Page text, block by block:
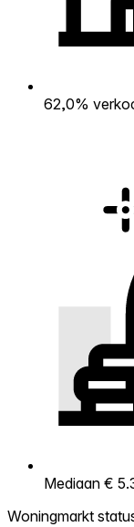
62,0%
Mediaan €
Woningmarkt